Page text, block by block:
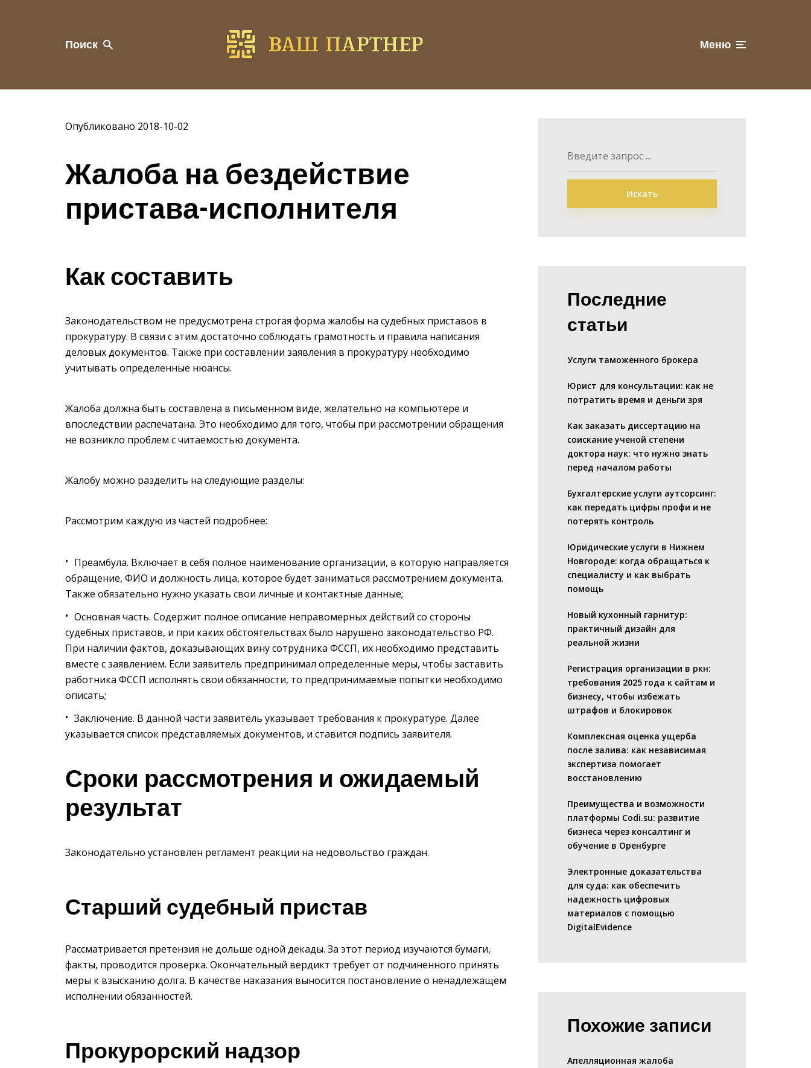
Поиск Меню
Опубликовано 2018-10-02
Жалоба на бездействие
пристава-исполнителя
Как составить
Законодательством не предусмотрена строгая форма жалобы на судебных приставов в
прокуратуру. В связи с этим достаточно соблюдать грамотность и правила написания
деловых документов. Также при составлении заявления в прокуратуру необходимо
учитывать определенные нюансы.
Жалоба должна быть составлена в письменном виде, желательно на компьютере и
впоследствии распечатана. Это необходимо для того, чтобы при рассмотрении обращения
не возникло проблем с читаемостью документа.
Жалобу можно разделить на следующие разделы:
Рассмотрим каждую из частей подробнее:
Преамбула. Включает в себя полное наименование организации, в которую направляется
обращение, ФИО и должность лица, которое будет заниматься рассмотрением документа.
Также обязательно нужно указать свои личные и контактные данные;
Основная часть. Содержит полное описание неправомерных действий со стороны
судебных приставов, и при каких обстоятельствах было нарушено законодательство РФ.
При наличии фактов, доказывающих вину сотрудника ФССП, их необходимо представить
вместе с заявлением. Если заявитель предпринимал определенные меры, чтобы заставить
работника ФССП исполнять свои обязанности, то предпринимаемые попытки необходимо
описать;
Заключение. В данной части заявитель указывает требования к прокуратуре. Далее
указывается список представляемых документов, и ставится подпись заявителя.
Сроки рассмотрения и ожидаемый
результат
Законодательно установлен регламент реакции на недовольство граждан.
Старший судебный пристав
Рассматривается претензия не дольше одной декады. За этот период изучаются бумаги,
факты, проводится проверка. Окончательный вердикт требует от подчиненного принять
меры к взысканию долга. В качестве наказания выносится постановление о ненадлежащем
исполнении обязанностей.
Прокурорский надзор
Искать
Последние
статьи
Услуги таможенного брокера
Юрист для консультации: как не
потратить время и деньги зря
Как заказать диссертацию на
соискание ученой степени
доктора наук: что нужно знать
перед началом работы
Бухгалтерские услуги аутсорсинг:
как передать цифры профи и не
потерять контроль
Юридические услуги в Нижнем
Новгороде: когда обращаться к
специалисту и как выбрать
помощь
Новый кухонный гарнитур:
практичный дизайн для
реальной жизни
Регистрация организации в ркн:
требования 2025 года к сайтам и
бизнесу, чтобы избежать
штрафов и блокировок
Комплексная оценка ущерба
после залива: как независимая
экспертиза помогает
восстановлению
Преимущества и возможности
платформы Codi.su: развитие
бизнеса через консалтинг и
обучение в Оренбурге
Электронные доказательства
для суда: как обеспечить
надежность цифровых
материалов с помощью
DigitalEvidence
Похожие записи
Апелляционная жалоба